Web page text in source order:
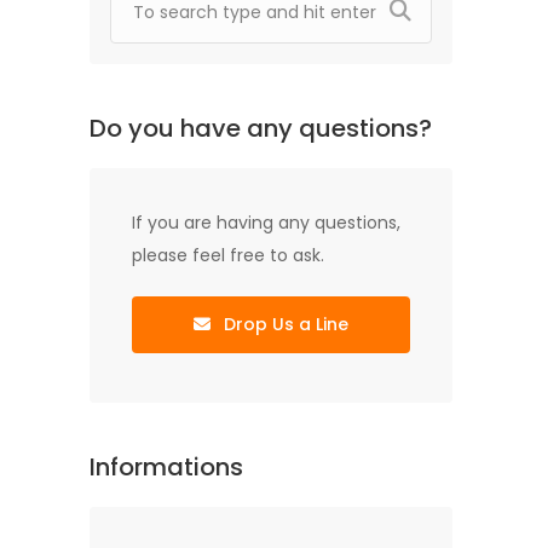
Do you have any questions?
If you are having any questions,
please feel free to ask.
Drop Us a Line
Informations